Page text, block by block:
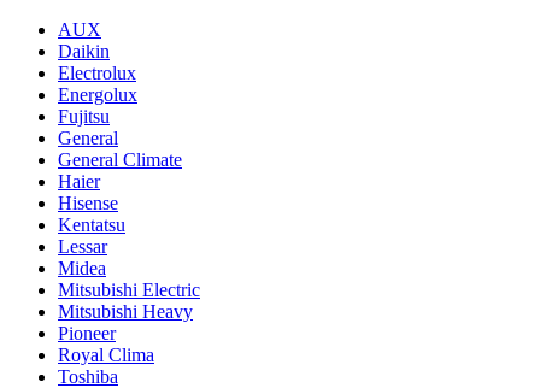
AUX
Daikin
Electrolux
Energolux
Fujitsu
General
General Climate
Haier
Hisense
Kentatsu
Lessar
Midea
Mitsubishi Electric
Mitsubishi Heavy
Pioneer
Royal Clima
Toshiba